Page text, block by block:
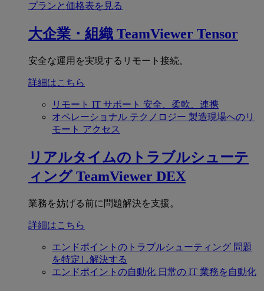
プランと価格表を見る
大企業・組織 TeamViewer Tensor
安全な運用を実現するリモート接続。
詳細はこちら
リモート IT サポート 安全、柔軟、連携
オペレーショナル テクノロジー 製造現場へのリ
モート アクセス
リアルタイムのトラブルシューテ
ィング TeamViewer DEX
業務を妨げる前に問題解決を支援。
詳細はこちら
エンドポイントのトラブルシューティング 問題
を特定し解決する
エンドポイントの自動化 日常の IT 業務を自動化